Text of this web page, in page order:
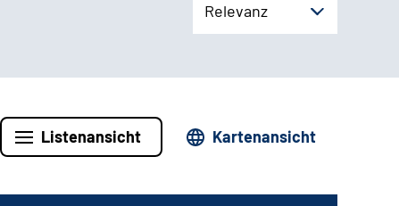
Relevanz
Listenansicht Kartenansicht